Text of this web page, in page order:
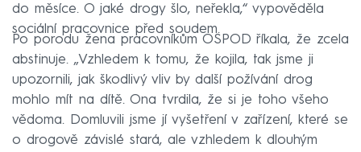
do měsíce. O jaké drogy šlo, neřekla,“ vypověděla
sociální pracovnice před soudem.
Po porodu žena pracovníkům OSPOD říkala, že zcela
abstinuje. „Vzhledem k tomu, že kojila, tak jsme ji
upozornili, jak škodlivý vliv by další požívání drog
mohlo mít na dítě. Ona tvrdila, že si je toho všeho
vědoma. Domluvili jsme jí vyšetření v zařízení, které se
o drogově závislé stará, ale vzhledem k dlouhým